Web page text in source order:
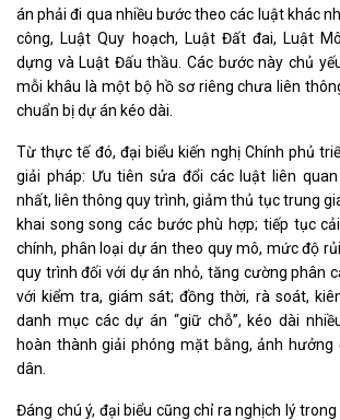
án phải đi qua nhiều bước theo các luật khác
công, Luật Quy hoạch, Luật Đất đai, Luật
dựng và Luật Đấu thầu. Các bước này chủ
mỗi khâu là một bộ hồ sơ riêng chưa liên
chuẩn bị dự án kéo dài.
Từ thực tế đó, đại biểu kiến nghị Chính phủ
giải pháp: Ưu tiên sửa đổi các luật liên
nhất, liên thông quy trình, giảm thủ tục trung
khai song song các bước phù hợp; tiếp tục
chính, phân loại dự án theo quy mô, mức độ
quy trình đối với dự án nhỏ, tăng cường phân
với kiểm tra, giám sát; đồng thời, rà soát,
danh mục các dự án “giữ chỗ”, kéo dài
hoàn thành giải phóng mặt bằng, ảnh hưởng
dân.
Đáng chú ý, đại biểu cũng chỉ ra nghịch lý